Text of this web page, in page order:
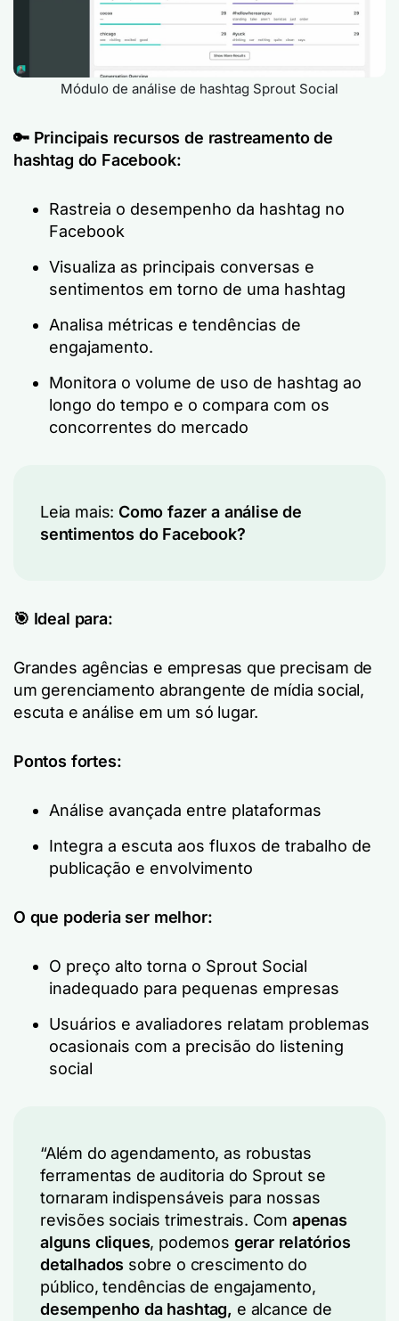
Módulo de análise de hashtag Sprout Social
🔑 Principais recursos de rastreamento de
hashtag do Facebook:
Rastreia o desempenho da hashtag no
Facebook
Visualiza as principais conversas e
sentimentos em torno de uma hashtag
Analisa métricas e tendências de
engajamento.
Monitora o volume de uso de hashtag ao
longo do tempo e o compara com os
concorrentes do mercado
Leia mais: Como fazer a análise de
sentimentos do Facebook?
🎯 Ideal para:
Grandes agências e empresas que precisam de
um gerenciamento abrangente de mídia social,
escuta e análise em um só lugar.
Pontos fortes:
Análise avançada entre plataformas
Integra a escuta aos fluxos de trabalho de
publicação e envolvimento
O que poderia ser melhor:
O preço alto torna o Sprout Social
inadequado para pequenas empresas
Usuários e avaliadores relatam problemas
ocasionais com a precisão do listening
social
“Além do agendamento, as robustas
ferramentas de auditoria do Sprout se
tornaram indispensáveis para nossas
revisões sociais trimestrais. Com apenas
alguns cliques, podemos gerar relatórios
detalhados sobre o crescimento do
público, tendências de engajamento,
desempenho da hashtag, e alcance de